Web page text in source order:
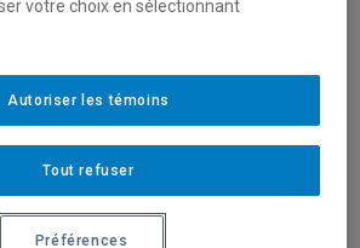
votre choix en sélectionnant
Tout refuser
Autoriser les témoins
Préférences